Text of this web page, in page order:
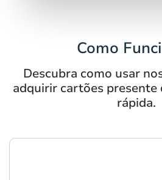
Como
Descubra como usar
adquirir cartões presente
rápida.